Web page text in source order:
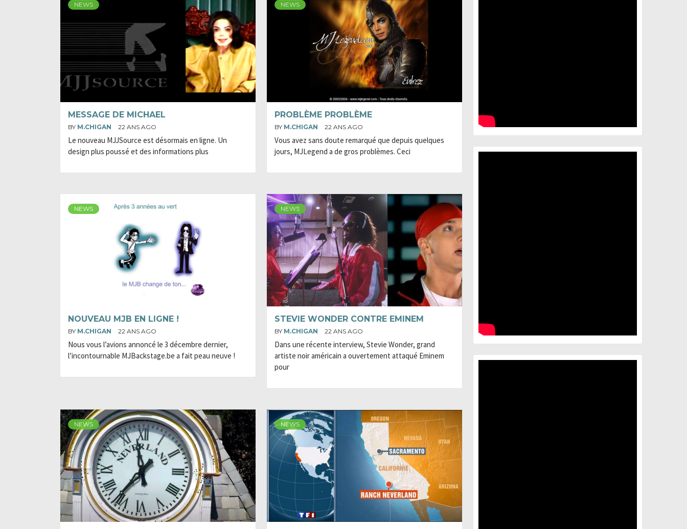
NEWS
MESSAGE DE MICHAEL
BY M.CHIGAN 22 ANS AGO
Le nouveau MJJSource est désormais en ligne. Un
design plus poussé et des informations plus
NEWS
PROBLÈME PROBLÈME
BY M.CHIGAN 22 ANS AGO
Vous avez sans doute remarqué que depuis quelques
jours, MJLegend a de gros problèmes. Ceci
NEWS
NOUVEAU MJB EN LIGNE !
BY M.CHIGAN 22 ANS AGO
Nous vous l’avions annoncé le 3 décembre dernier,
l’incontournable MJBackstage.be a fait peau neuve !
NEWS
STEVIE WONDER CONTRE EMINEM
BY M.CHIGAN 22 ANS AGO
Dans une récente interview, Stevie Wonder, grand
artiste noir américain a ouvertement attaqué Eminem
pour
NEWS NEWS